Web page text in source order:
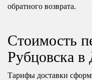
обратного возврата.
Стоимость
Рубцовска в
Тарифы доставки